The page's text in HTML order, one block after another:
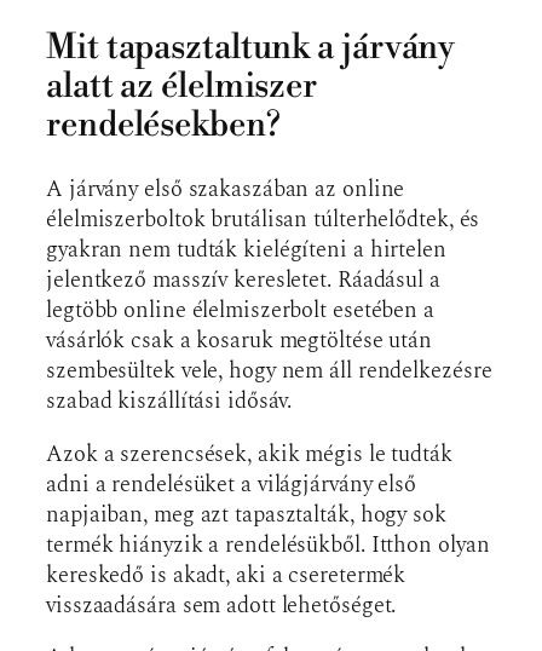
Mit tapasztaltunk a járvány
alatt az élelmiszer
rendelésekben?
A járvány első szakaszában az online
élelmiszerboltok brutálisan túlterhelődtek, és
gyakran nem tudták kielégíteni a hirtelen
jelentkező masszív keresletet. Ráadásul a
legtöbb online élelmiszerbolt esetében a
vásárlók csak a kosaruk megtöltése után
szembesültek vele, hogy nem áll rendelkezésre
szabad kiszállítási idősáv.
Azok a szerencsések, akik mégis le tudták
adni a rendelésüket a világjárvány első
napjaiban, meg azt tapasztalták, hogy sok
termék hiányzik a rendelésükből. Itthon olyan
kereskedő is akadt, aki a cseretermék
visszaadására sem adott lehetőséget.